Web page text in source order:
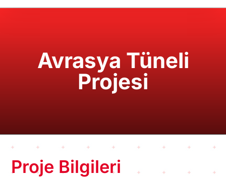
Avrasya Tüneli
Projesi
Proje Bilgileri